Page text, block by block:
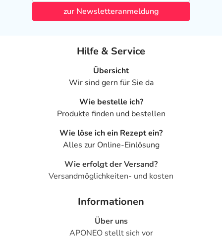
zur Newsletteranmeldung
Hilfe & Service
Übersicht
Wir sind gern für Sie da
Wie bestelle ich?
Produkte finden und bestellen
Wie löse ich ein Rezept ein?
Alles zur Online-Einlösung
Wie erfolgt der Versand?
Versandmöglichkeiten- und kosten
Informationen
Über uns
APONEO stellt sich vor